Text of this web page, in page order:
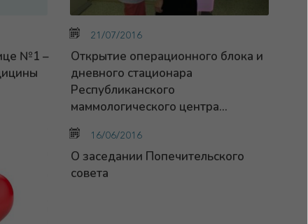
№1 –
21/07/2016
Открытие операционного блока и
дневного стационара
Республиканского
маммологического центра...
16/06/2016
О заседании Попечительского
совета